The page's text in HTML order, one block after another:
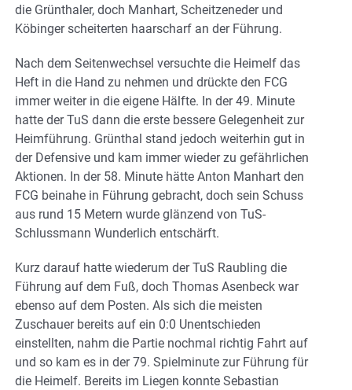
die Grünthaler, doch Manhart, Scheitzeneder und
Köbinger scheiterten haarscharf an der Führung.
Nach dem Seitenwechsel versuchte die Heimelf das
Heft in die Hand zu nehmen und drückte den FCG
immer weiter in die eigene Hälfte. In der 49. Minute
hatte der TuS dann die erste bessere Gelegenheit zur
Heimführung. Grünthal stand jedoch weiterhin gut in
der Defensive und kam immer wieder zu gefährlichen
Aktionen. In der 58. Minute hätte Anton Manhart den
FCG beinahe in Führung gebracht, doch sein Schuss
aus rund 15 Metern wurde glänzend von TuS-
Schlussmann Wunderlich entschärft.
Kurz darauf hatte wiederum der TuS Raubling die
Führung auf dem Fuß, doch Thomas Asenbeck war
ebenso auf dem Posten. Als sich die meisten
Zuschauer bereits auf ein 0:0 Unentschieden
einstellten, nahm die Partie nochmal richtig Fahrt auf
und so kam es in der 79. Spielminute zur Führung für
die Heimelf. Bereits im Liegen konnte Sebastian